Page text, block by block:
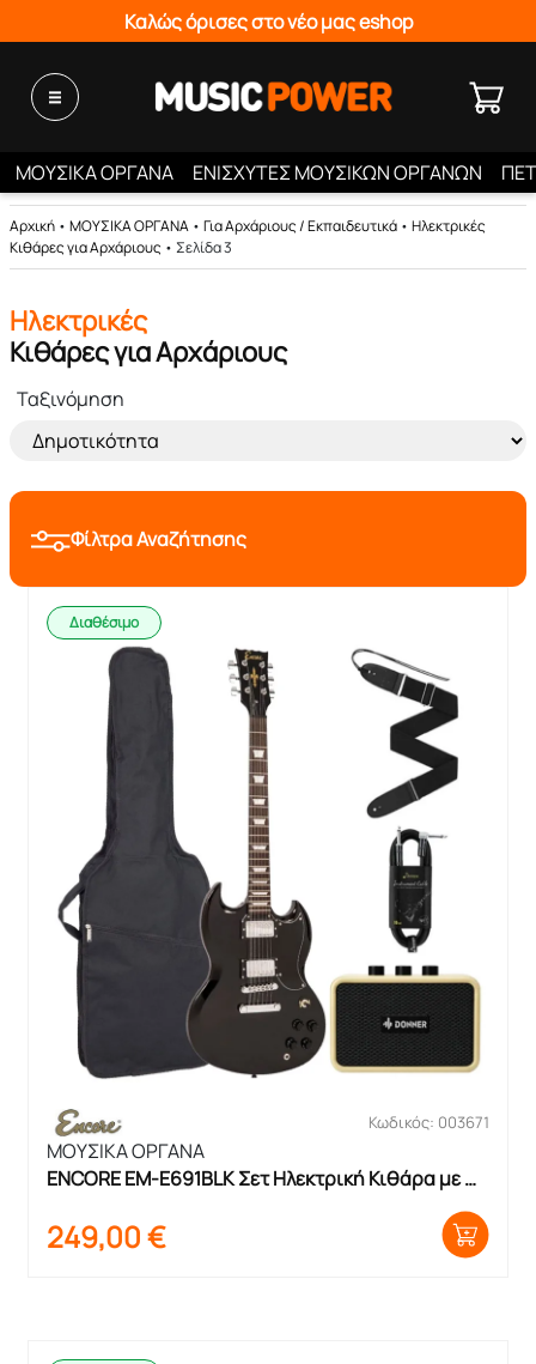
Καλώς όρισες στο νέο μας eshop
ΜΟΥΣΙΚΑ ΟΡΓΑΝΑ ΕΝΙΣΧΥΤΕΣ ΜΟΥΣΙΚΩΝ ΟΡΓΑΝΩΝ
Αρχική • ΜΟΥΣΙΚΑ ΟΡΓΑΝΑ • Για Αρχάριους / Εκπαιδευτικά • Ηλεκτρικές
Κιθάρες για Αρχάριους • Σελίδα 3
Ηλεκτρικές
Κιθάρες για Αρχάριους
Ταξινόμηση
Φίλτρα Αναζήτησης
Διαθέσιμο
Κωδικός: 003671
ΜΟΥΣΙΚΑ ΟΡΓΑΝΑ
ENCORE EΜ-E691ΒLK Σετ Ηλεκτρική Κιθάρα με
249,00€